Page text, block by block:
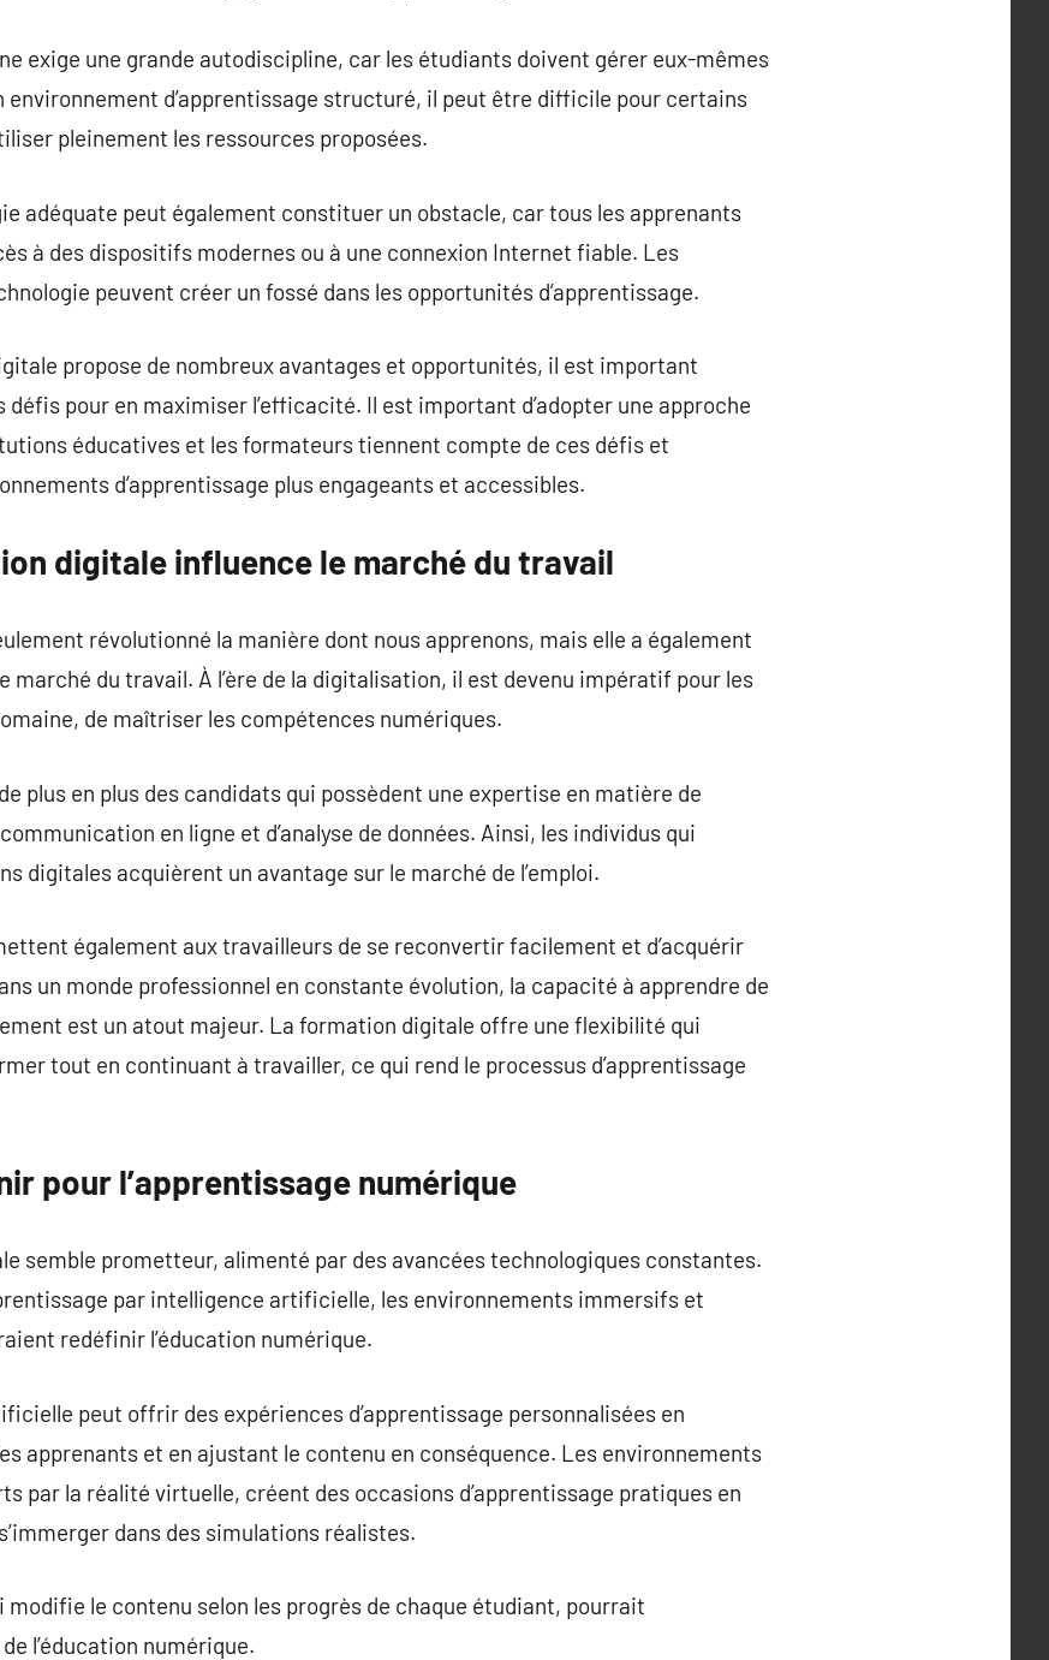
exige une grande autodiscipline, car les étudiants doivent gérer eux-mêmes
environnement d’apprentissage structuré, il peut être difficile pour certains
pleinement les ressources proposées.
adéquate peut également constituer un obstacle, car tous les apprenants
à des dispositifs modernes ou à une connexion Internet fiable. Les
peuvent créer un fossé dans les opportunités d’apprentissage.
propose de nombreux avantages et opportunités, il est important
défis pour en maximiser l’efficacité. Il est important d’adopter une approche
éducatives et les formateurs tiennent compte de ces défis et
d’apprentissage plus engageants et accessibles.
digitale influence le marché du travail
révolutionné la manière dont nous apprenons, mais elle a également
du travail. À l’ère de la digitalisation, il est devenu impératif pour les
de maîtriser les compétences numériques.
plus en plus des candidats qui possèdent une expertise en matière de
en ligne et d’analyse de données. Ainsi, les individus qui
digitales acquièrent un avantage sur le marché de l’emploi.
également aux travailleurs de se reconvertir facilement et d’acquérir
un monde professionnel en constante évolution, la capacité à apprendre de
est un atout majeur. La formation digitale offre une flexibilité qui
tout en continuant à travailler, ce qui rend le processus d’apprentissage
pour l’apprentissage numérique
semble prometteur, alimenté par des avancées technologiques constantes.
par intelligence artificielle, les environnements immersifs et
redéfinir l’éducation numérique.
peut offrir des expériences d’apprentissage personnalisées en
apprenants et en ajustant le contenu en conséquence. Les environnements
par la réalité virtuelle, créent des occasions d’apprentissage pratiques en
dans des simulations réalistes.
modifie le contenu selon les progrès de chaque étudiant, pourrait
l’éducation numérique.